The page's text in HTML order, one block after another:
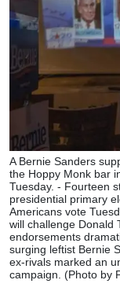
A Bernie Sanders
the Hoppy Monk bar
Tuesday. - Fourteen
presidential primary
Americans vote
will challenge Donald
endorsements
surging leftist Bernie
ex-rivals marked an
campaign. (Photo by